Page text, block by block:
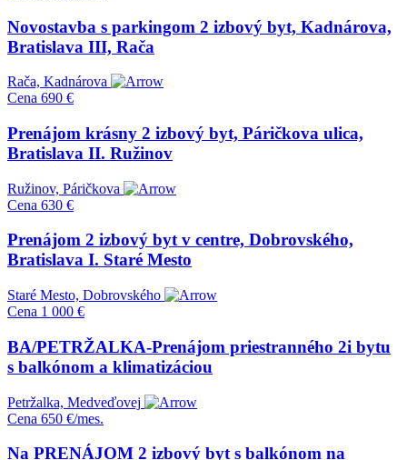
Novostavba s parkingom 2 izbový byt, Kadnárova,
Bratislava III, Rača
Rača, Kadnárova
Cena 690 €
Prenájom krásny 2 izbový byt, Páričkova ulica,
Bratislava II. Ružinov
Ružinov, Páričkova
Cena 630 €
Prenájom 2 izbový byt v centre, Dobrovského,
Bratislava I. Staré Mesto
Staré Mesto, Dobrovského
Cena 1 000 €
BA/PETRŽALKA-Prenájom priestranného 2i bytu
s balkónom a klimatizáciou
Petržalka, Medveďovej
Cena 650 €/mes.
Na PRENÁJOM 2 izbový byt s balkónom na